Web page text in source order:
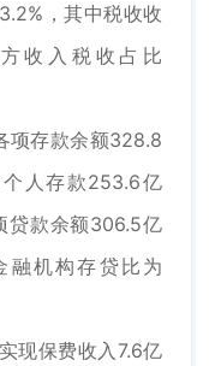
，其中税收收
收入税收占比
存款余额328.8
人存款253.6亿
贷款余额306.5亿
融机构存贷比为
保费收入7.6亿